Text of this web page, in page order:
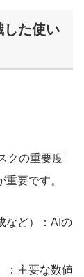
した使い
クの重要度
要です。
など）：AIの
：主要な数値